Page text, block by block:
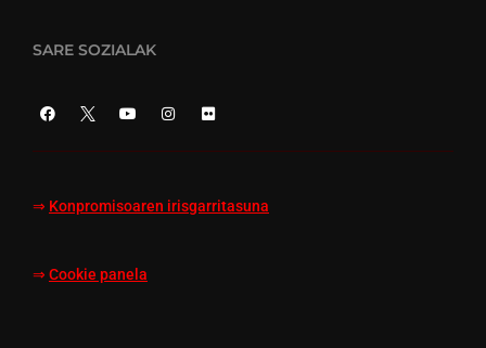
SARE SOZIALAK
⇒ Konpromisoaren irisgarritasuna
⇒ Cookie panela